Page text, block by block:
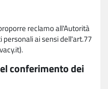
reclamo all'Autorità
ai sensi dell'art.77
conferimento dei